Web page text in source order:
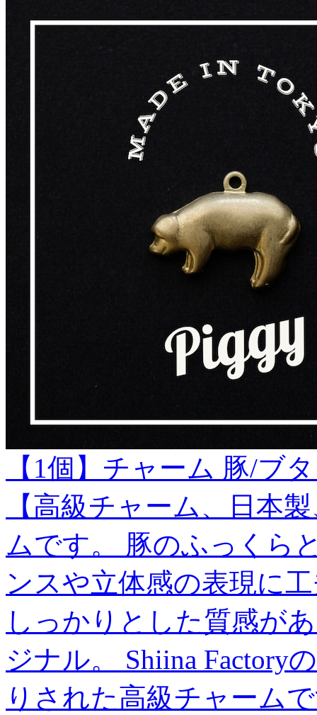
【1個】チャーム 豚/ブ
【高級チャーム、日本
ムです。 豚のふっくら
ンスや立体感の表現に
しっかりとした質感が
ジナル。 Shiina Factory
りされた高級チャーム